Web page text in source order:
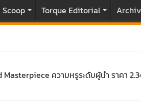
Scoop Torque Editorial
ใหม่หล่อกว่าเดิม พร้อมสมรรถนะที่ดียิ่ง
Masterpiece ความหรูระดับผู้นำ ราคา